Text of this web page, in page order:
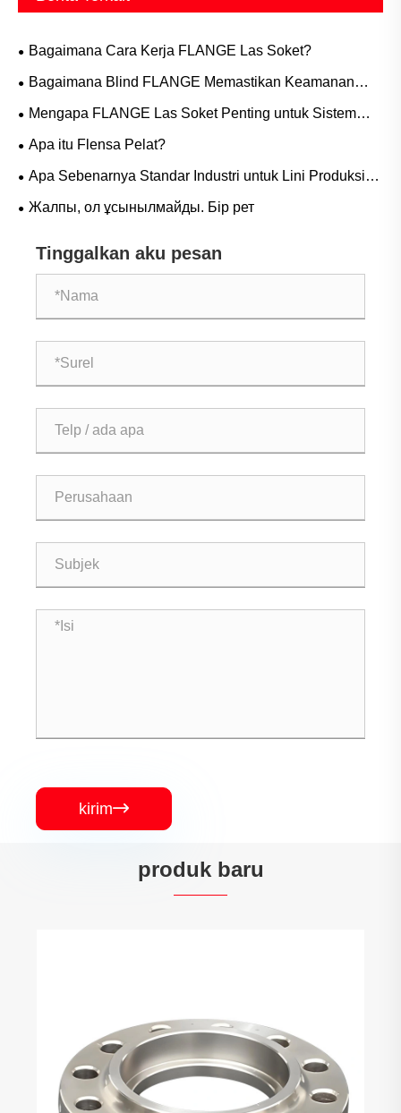
Bagaimana Cara Kerja FLANGE Las Soket?
Bagaimana Blind FLANGE Memastikan Keamanan
Saluran Pipa dan Perawatan yang Mudah?
Mengapa FLANGE Las Soket Penting untuk Sistem
Perpipaan Bertekanan Tinggi?
Apa itu Flensa Pelat?
Apa Sebenarnya Standar Industri untuk Lini Produksi
Kosong
Жалпы, ол ұсынылмайды. Бір рет
Tinggalkan aku pesan
kirim
produk baru
Lihat Lebih Banyak >>